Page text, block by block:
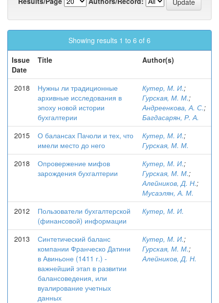
Showing results 1 to 6 of 6
Issue
Date
Title Author(s)
2018
Нужны ли традиционные
архивные исследования в
эпоху новой истории
бухгалтерии
Кутер, М. И.;
Гурская, М. М.;
Андреенкова, А. С.;
Багдасарян, Р. А.
2015
О балансах Пачоли и тех, что
имели место до него
Кутер, М. И.;
Гурская, М. М.
2018
Опровержение мифов
зарождения бухгалтерии
Кутер, М. И.;
Гурская, М. М.;
Алейников, Д. Н.;
Мусаэлян, А. М.
2012
Пользователи бухгалтерской
(финансовой) информации
Кутер, М. И.
2013
Синтетический баланс
компании Франческо Датини
в Авиньоне (1411 г.) -
важнейший этап в развитии
балансоведения, или
вуалирование учетных
данных
Кутер, М. И.;
Гурская, М. М.;
Алейников, Д. Н.